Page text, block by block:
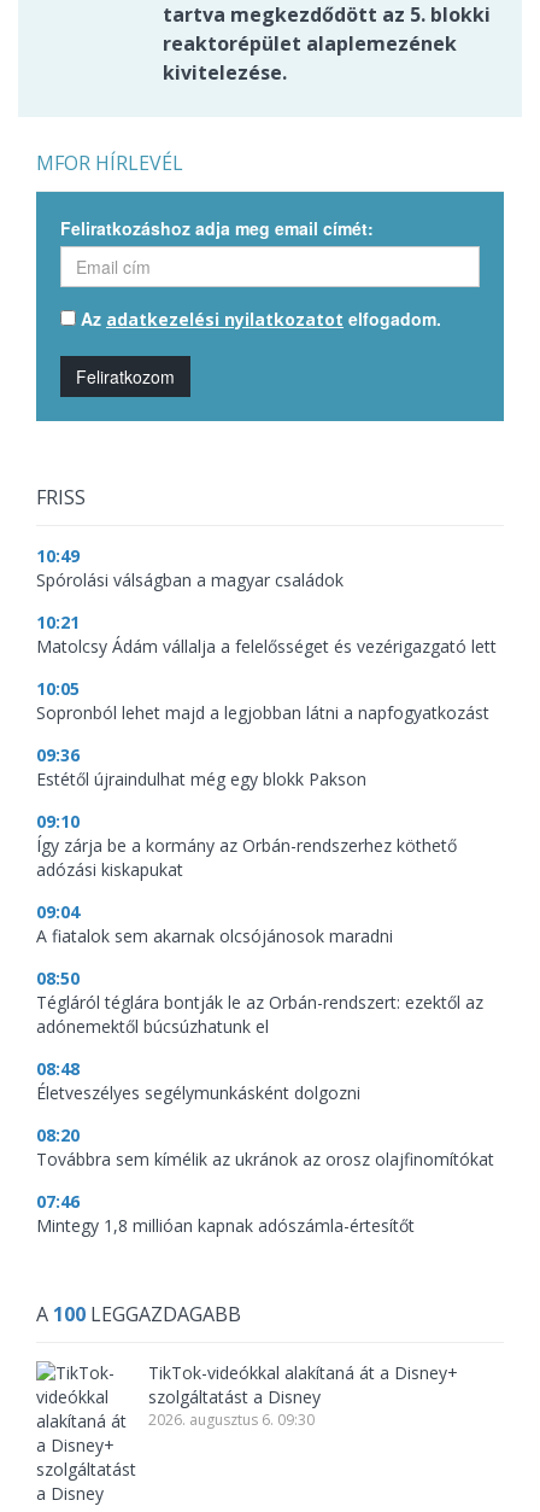
tartva megkezdődött az 5. blokki
reaktorépület alaplemezének
kivitelezése.
MFOR HÍRLEVÉL
Feliratkozáshoz adja meg email címét:
Az adatkezelési nyilatkozatot elfogadom.
Feliratkozom
FRISS
10:49
Spórolási válságban a magyar családok
10:21
Matolcsy Ádám vállalja a felelősséget és vezérigazgató lett
10:05
Sopronból lehet majd a legjobban látni a napfogyatkozást
09:36
Estétől újraindulhat még egy blokk Pakson
09:10
Így zárja be a kormány az Orbán-rendszerhez köthető
adózási kiskapukat
09:04
A fiatalok sem akarnak olcsójánosok maradni
08:50
Tégláról téglára bontják le az Orbán-rendszert: ezektől az
adónemektől búcsúzhatunk el
08:48
Életveszélyes segélymunkásként dolgozni
08:20
Továbbra sem kímélik az ukránok az orosz olajfinomítókat
07:46
Mintegy 1,8 millióan kapnak adószámla-értesítőt
A 100 LEGGAZDAGABB
TikTok-videókkal alakítaná át a Disney+
szolgáltatást a Disney
2026. augusztus 6. 09:30